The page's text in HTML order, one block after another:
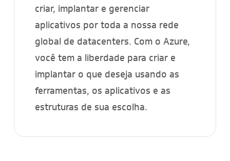
criar, implantar e gerenciar
aplicativos por toda a nossa rede
global de datacenters. Com o Azure,
você tem a liberdade para criar e
implantar o que deseja usando as
ferramentas, os aplicativos e as
estruturas de sua escolha.